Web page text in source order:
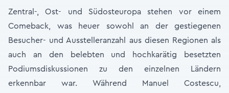
Zentral-, Ost- und Südosteuropa stehen vor einem
Comeback, was heuer sowohl an der gestiegenen
Besucher- und Ausstelleranzahl aus diesen Regionen als
auch an den belebten und hochkarätig besetzten
Podiumsdiskussionen zu den einzelnen Ländern
erkennbar war. Während Manuel Costescu,